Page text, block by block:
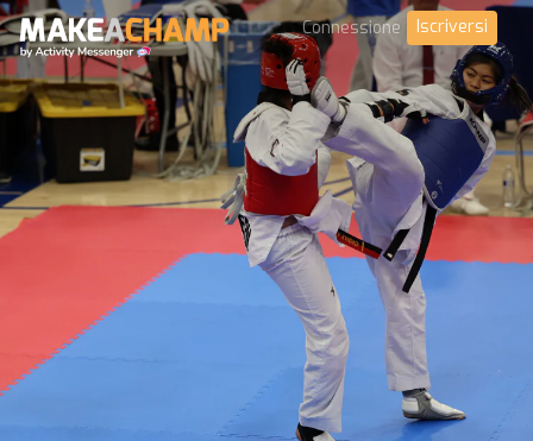
Connessione Iscriversi